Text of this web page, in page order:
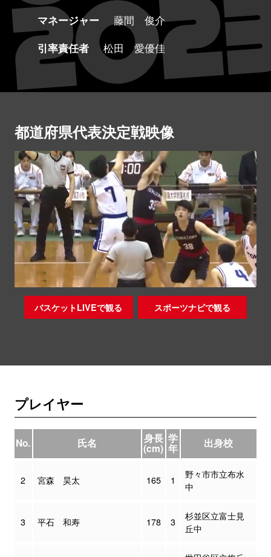
マネージャー
藤間 俊介
引率責任者
松田 愛優佳
都道府県代表決定戦映像
バスケットLIVEで観る スポーツナビで観る
プレイヤー
No. 氏名 身長
(cm)
学
年 出身校
2 宮森 昊太 165 1
野々市市立布水
中
3 平石 和寿 178 3
杉並区立富士見
丘中